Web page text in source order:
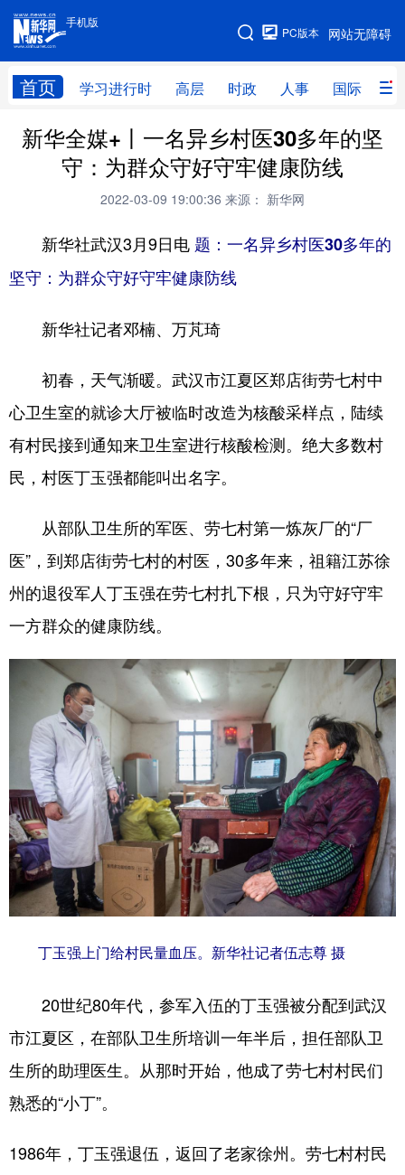
手机版
网站无障碍
PC版本
首页 学习进行时 高层 时政 人事 国际 财
手机版
网站地图
学习进行时 高层 时政 人事
国际 财经 网评 港澳
全球连线
科技 科创 量子 体育
文化 书画
访谈 视频
食品 人居 信息化 数字经济
学术中国 乡村振兴 银龄 溯源中国
城市 旅游
公益 一带一路 亚太网 上市公司
文化产业
地方频道
北京 天津 河北 山西
辽宁 上海 江苏
浙江 安徽 福建 江西
山东 河南 湖北 湖南
广东 广西 海南 重庆
四川 贵州 云南 西藏
多语种频道
English Español Français عربى
Русский язык
Deutsch Português
新华全媒+丨一名异乡村医30多年的坚
守：为群众守好守牢健康防线
2022-03-09 19:00:36 来源： 新华网
新华社武汉3月9日电 题：一名异乡村医30多年的
坚守：为群众守好守牢健康防线
新华社记者邓楠、万芃琦
初春，天气渐暖。武汉市江夏区郑店街劳七村中
心卫生室的就诊大厅被临时改造为核酸采样点，陆续
有村民接到通知来卫生室进行核酸检测。绝大多数村
民，村医丁玉强都能叫出名字。
从部队卫生所的军医、劳七村第一炼灰厂的“厂
医”，到郑店街劳七村的村医，30多年来，祖籍江苏徐
州的退役军人丁玉强在劳七村扎下根，只为守好守牢
一方群众的健康防线。
丁玉强上门给村民量血压。新华社记者伍志尊 摄
20世纪80年代，参军入伍的丁玉强被分配到武汉
市江夏区，在部队卫生所培训一年半后，担任部队卫
生所的助理医生。从那时开始，他成了劳七村村民们
熟悉的“小丁”。
1986年，丁玉强退伍，返回了老家徐州。劳七村村民